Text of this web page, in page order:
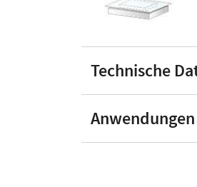
Technische
Anwendungen